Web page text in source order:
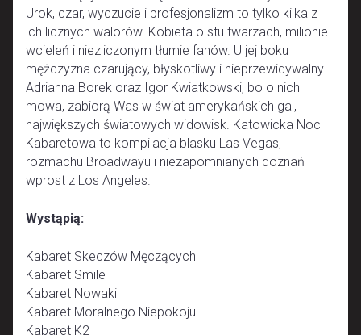
Urok, czar, wyczucie i profesjonalizm to tylko kilka z
ich licznych walorów. Kobieta o stu twarzach, milionie
wcieleń i niezliczonym tłumie fanów. U jej boku
mężczyzna czarujący, błyskotliwy i nieprzewidywalny.
Adrianna Borek oraz Igor Kwiatkowski, bo o nich
mowa, zabiorą Was w świat amerykańskich gal,
największych światowych widowisk. Katowicka Noc
Kabaretowa to kompilacja blasku Las Vegas,
rozmachu Broadwayu i niezapomnianych doznań
wprost z Los Angeles.
Wystąpią:
Kabaret Skeczów Męczących
Kabaret Smile
Kabaret Nowaki
Kabaret Moralnego Niepokoju
Kabaret K2